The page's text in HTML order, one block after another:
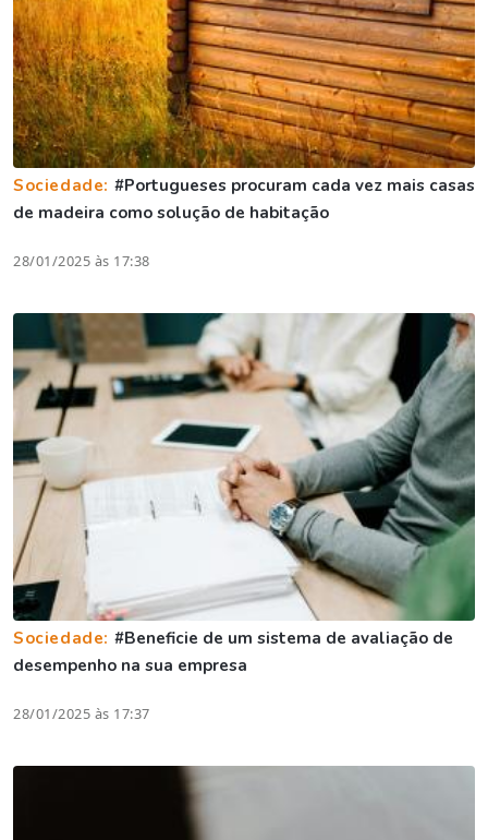
Sociedade: #Portugueses procuram cada vez mais casas
de madeira como solução de habitação
28/01/2025 às 17:38
Sociedade: #Beneficie de um sistema de avaliação de
desempenho na sua empresa
28/01/2025 às 17:37